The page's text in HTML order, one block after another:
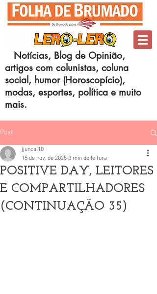
Notícias, Blog de Opinião,
artigos com colunistas, coluna
social, humor (Horoscopício),
modas, esportes, política e muito
mais.
Post
POSITIVE DAY, LEITORES
E COMPARTILHADORES
(CONTINUAÇÃO 35)
jjuncal10
15 de nov. de 2025 3 min de leitura